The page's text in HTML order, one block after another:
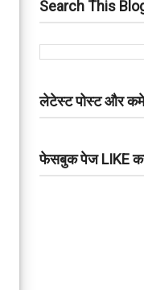
Search This
लेटेस्ट पोस्ट और
फेसबुक पेज LIKE